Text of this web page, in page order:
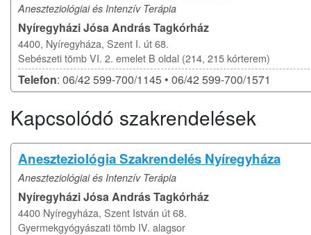
Aneszteziológiai és Intenzív Terápia
Nyíregyházi Jósa András Tagkórház
4400, Nyíregyháza, Szent I. út 68.
Sebészeti tömb VI. 2. emelet B oldal (214, 215 kórterem)
Telefon: 06/42 599-700/1145 • 06/42 599-700/1571
Kapcsolódó szakrendelések
Aneszteziológia Szakrendelés Nyíregyháza
Aneszteziológiai és Intenzív Terápia
Nyíregyházi Jósa András Tagkórház
4400 Nyíregyháza, Szent István út 68.
Gyermekgyógyászati tömb IV. alagsor